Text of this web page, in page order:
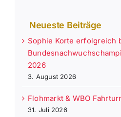
Neueste Beiträge
Sophie Korte erfolgreich
2026
3. August 2026
Flohmarkt & WBO
31. Juli 2026